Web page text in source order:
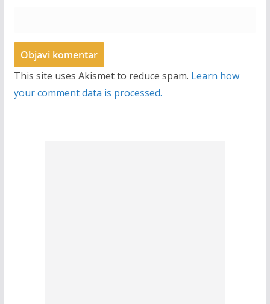
This site uses Akismet to reduce spam. Learn how
your comment data is processed.